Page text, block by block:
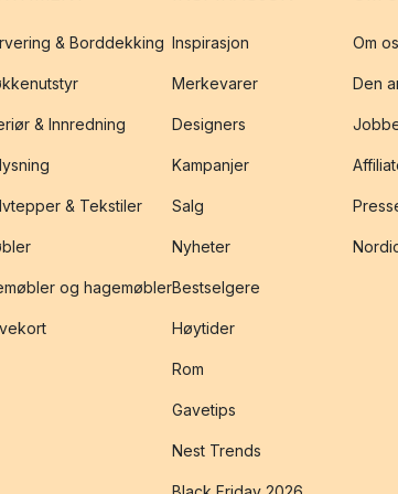
& Borddekking
& Innredning
& Tekstiler
og hagemøbler
Inspirasjon
Merkevarer
Designers
Kampanjer
Salg
Nyheter
Bestselgere
Høytider
Rom
Gavetips
Nest Trends
Om
Den